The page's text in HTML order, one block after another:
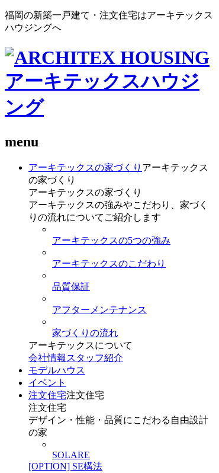
福岡の新築一戸建て・注文住宅はアーキテックス
ハウジングへ
menu
アーキテックスの家づくり アーキテックス
の家づくり
アーキテックスの家づくり
アーキテックスの強みやこだわり、家づく
りの流れについてご紹介します
アーキテックスの5つの強み
アーキテックスのこだわり
品質保証
アフターメンテナンス
家づくりの流れ
アーキテックスについて
会社情報 スタッフ紹介
モデルハウス
イベント
注文住宅注文住宅
注文住宅
デザイン・性能・品質にこだわる自由設計
の家
SOLARE
[OPTION] SE構法